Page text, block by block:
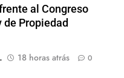
al Congreso
Propiedad
18 horas atrás 0